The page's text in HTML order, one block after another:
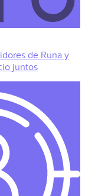
de Runa y
juntos